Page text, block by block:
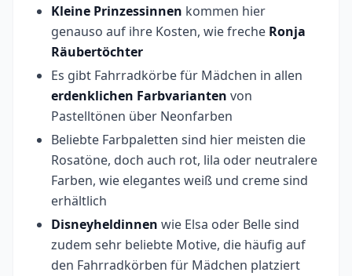
Kleine Prinzessinnen kommen hier
genauso auf ihre Kosten, wie freche Ronja
Räubertöchter
Es gibt Fahrradkörbe für Mädchen in allen
erdenklichen Farbvarianten von
Pastelltönen über Neonfarben
Beliebte Farbpaletten sind hier meisten die
Rosatöne, doch auch rot, lila oder neutralere
Farben, wie elegantes weiß und creme sind
erhältlich
Disneyheldinnen wie Elsa oder Belle sind
zudem sehr beliebte Motive, die häufig auf
den Fahrradkörben für Mädchen platziert